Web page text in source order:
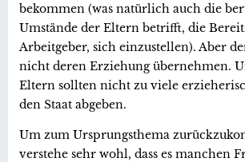
bekommen (was natürlich auch die
Umstände der Eltern betrifft, die
Arbeitgeber, sich einzustellen). Aber
nicht deren Erziehung übernehmen.
Eltern sollten nicht zu viele
den Staat abgeben.
Um zum Ursprungsthema
verstehe sehr wohl, dass es manchen